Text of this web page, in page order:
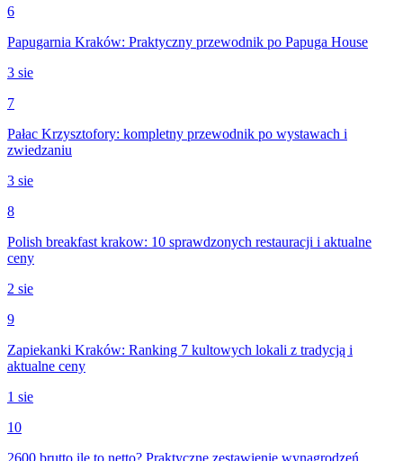
6
Papugarnia Kraków: Praktyczny przewodnik po Papuga House
3 sie
7
Pałac Krzysztofory: kompletny przewodnik po wystawach i
zwiedzaniu
3 sie
8
Polish breakfast krakow: 10 sprawdzonych restauracji i aktualne
ceny
2 sie
9
Zapiekanki Kraków: Ranking 7 kultowych lokali z tradycją i
aktualne ceny
1 sie
10
2600 brutto ile to netto? Praktyczne zestawienie wynagrodzeń